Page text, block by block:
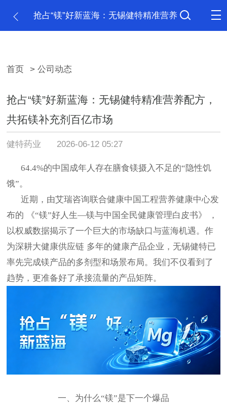
抢占“镁”好新蓝海：无锡健特精准营养
首页 > 公司动态
抢占“镁”好新蓝海：无锡健特精准营养配方，
共拓镁补充剂百亿市场
健特药业 2026-06-12 05:27
64.4%的中国成年人存在膳食镁摄入不足的“隐性饥
饿”。
近期，由艾瑞咨询联合健康中国工程营养健康中心发
布的
《“镁”好人生—镁与中国全民健康管理白皮书》 ，
以权威数据揭示了一个巨大的市场缺口与蓝海机遇。作
为深耕大健康供应链 多年的健康产品企业，无锡健特已
率先完成镁产品的多剂型和场景布局。我们不仅看到了
趋势，更准备好了承接流量的产品矩阵。
一、为什么“镁”是下一个爆品